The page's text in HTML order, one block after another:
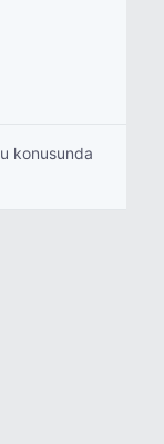
konusunda